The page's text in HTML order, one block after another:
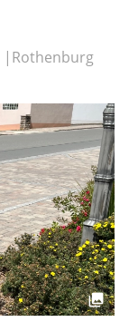
Rothenburg